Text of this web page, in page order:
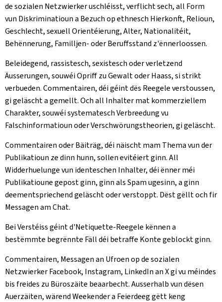
de sozialen Netzwierker uschléisst, verflicht sech, all Form
vun Diskriminatioun a Bezuch op ethnesch Hierkonft, Relioun,
Geschlecht, sexuell Orientéierung, Alter, Nationalitéit,
Behënnerung, Familljen- oder Beruffsstand z'ënnerloossen.
Beleidegend, rassistesch, sexistesch oder verletzend
Äusserungen, souwéi Opriff zu Gewalt oder Haass, si strikt
verbueden. Commentairen, déi géint dës Reegele verstoussen,
gi geläscht a gemellt. Och all Inhalter mat kommerziellem
Charakter, souwéi systematesch Verbreedung vu
Falschinformatioun oder Verschwörungstheorien, gi geläscht.
Commentairen oder Bäiträg, déi näischt mam Thema vun der
Publikatioun ze dinn hunn, sollen evitéiert ginn. All
Widderhuelunge vun identeschen Inhalter, déi ënner méi
Publikatioune gepost ginn, ginn als Spam ugesinn, a ginn
deementspriechend geläscht oder verstoppt. Dëst gëllt och fir
Messagen am Chat.
Bei Verstéiss géint d'Netiquette-Reegele kënnen a
bestëmmte begrënnte Fäll déi betraffe Konte geblockt ginn.
Commentairen, Messagen an Ufroen op de sozialen
Netzwierker Facebook, Instagram, LinkedIn an X gi vu méindes
bis freides zu Büroszäite beaarbecht. Ausserhalb vun dësen
Auerzäiten, wärend Weekender a Feierdeeg gëtt keng